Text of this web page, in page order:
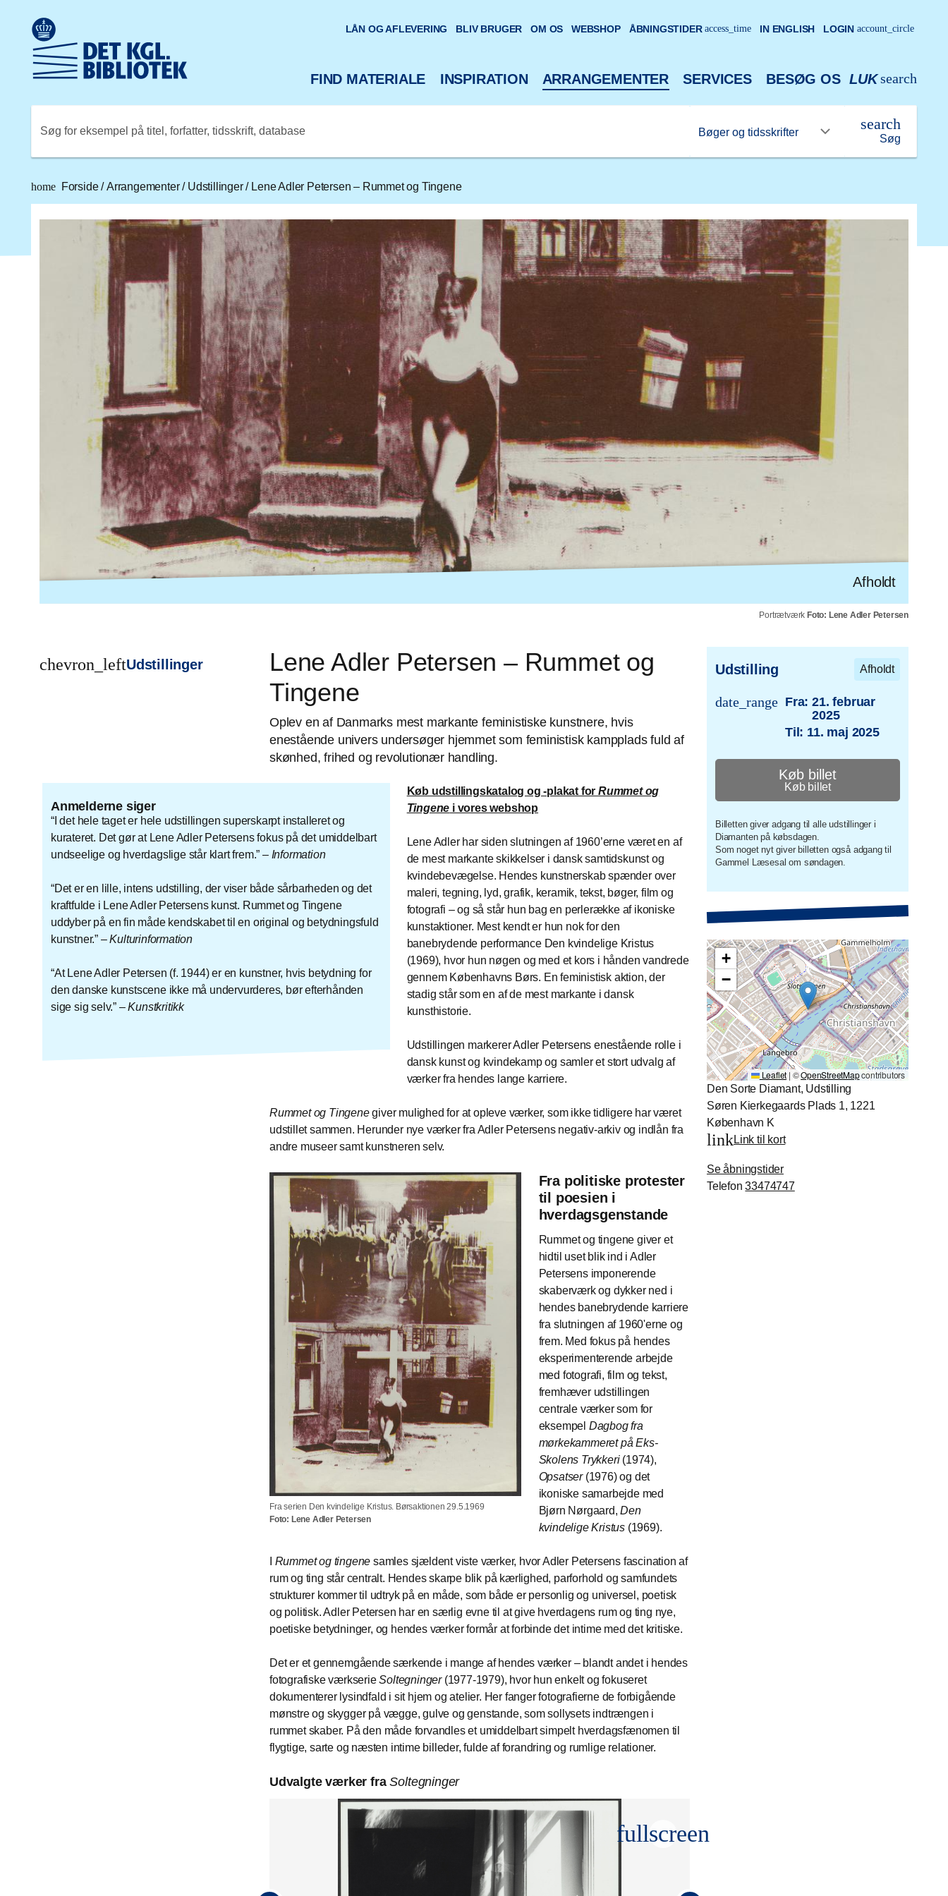
Det Kongelige Biblioteks logo. Gå til Det Kongelige Biblioteks hjemmeside
FIND MATERIALE INSPIRATION ARRANGEMENTER SERVICES BESØG OS search
LUK
Søg for eksempel på titel, forfatter, tidsskrift, database
Søg
search
LÅN OG AFLEVERING BLIV BRUGER OM OS WEBSHOP ÅBNINGSTIDER access_time IN ENGLISH LOGIN account_circle
home Forside/ Arrangementer/ Udstillinger/ Lene Adler Petersen – Rummet og Tingene
Afholdt
Portrætværk Foto: Lene Adler Petersen
chevron_leftUdstillinger
Lene Adler Petersen – Rummet og
Tingene
Oplev en af Danmarks mest markante feministiske kunstnere, hvis
enestående univers undersøger hjemmet som feministisk kampplads fuld af
skønhed, frihed og revolutionær handling.
Anmelderne siger
I det hele taget er hele udstillingen superskarpt installeret og
kurateret. Det gør at Lene Adler Petersens fokus på det umiddelbart
undseelige og hverdagslige står klart frem. – Information
Det er en lille, intens udstilling, der viser både sårbarheden og det
kraftfulde i Lene Adler Petersens kunst. Rummet og Tingene
uddyber på en fin måde kendskabet til en original og betydningsfuld
kunstner. –Kulturinformation
At Lene Adler Petersen (f. 1944) er en kunstner, hvis betydning for
den danske kunstscene ikke må undervurderes, bør efterhånden
sige sig selv. –Kunstkritikk
Køb udstillingskatalog og -plakat forRummet og
Tingene i vores webshop
Lene Adler har siden slutningen af 1960’erne været en af
de mest markante skikkelser i dansk samtidskunst og
kvindebevægelse. Hendes kunstnerskab spænder over
maleri, tegning, lyd, grafik, keramik, tekst, bøger, film og
fotografi – og så står hun bag en perlerække af ikoniske
kunstaktioner. Mest kendt er hun nok for den
banebrydende performance Den kvindelige Kristus
(1969), hvor hun nøgen og med et kors i hånden vandrede
gennem Københavns Børs. En feministisk aktion, der
stadig står som en af de mest markante i dansk
kunsthistorie.
Udstillingen markerer Adler Petersens enestående rolle i
dansk kunst og kvindekamp og samler et stort udvalg af
værker fra hendes lange karriere.
Rummet og Tingenegiver mulighed for at opleve værker, som ikke tidligere har været
udstillet sammen. Herunder nye værker fra Adler Petersens negativ-arkiv og indlån fra
andre museer samt kunstneren selv.
Fra serien Den kvindelige Kristus. Børsaktionen 29.5.1969
Foto: Lene Adler Petersen
Fra politiske protester
til poesien i
hverdagsgenstande
Rummet og tingene giver et
hidtil uset blik ind i Adler
Petersens imponerende
skaberværk og dykker ned i
hendes banebrydende karriere
fra slutningen af 1960'erne og
frem. Med fokus på hendes
eksperimenterende arbejde
med fotografi, film og tekst,
fremhæver udstillingen
centrale værker som for
eksempel Dagbog fra
mørkekammeret på Eks-
Skolens Trykkeri(1974),
Opsatser (1976) og det
ikoniske samarbejde med
Bjørn Nørgaard,Den
kvindelige Kristus(1969).
Rummet og tingene samles sjældent viste værker, hvor Adler Petersens fascination af
rum og ting står centralt. Hendes skarpe blik på kærlighed, parforhold og samfundets
strukturer kommer til udtryk på en måde, som både er personlig og universel, poetisk
og politisk. Adler Petersen har en særlig evne til at give hverdagens rum og ting nye,
poetiske betydninger, og hendes værker formår at forbinde det intime med det kritiske.
Det er et gennemgående særkende i mange af hendes værker – blandt andet i hendes
fotografiske værkserieSoltegninger (1977-1979), hvor hun enkelt og fokuseret
dokumenterer lysindfald i sit hjem og atelier. Her fanger fotografierne de forbigående
mønstre og skygger på vægge, gulve og genstande, som sollysets indtrængen i
rummet skaber. På den måde forvandles et umiddelbart simpelt hverdagsfænomen til
flygtige, sarte og næsten intime billeder, fulde af forandring og rumlige relationer.
Udvalgte værker fraSoltegninger
fullscreen
Udstilling Afholdt
date_range Fra: 21. februar
2025
Til: 11. maj 2025
Køb billet
Køb billet
Billetten giver adgang til alle udstillinger i
Diamanten på købsdagen.
Som noget nyt giver billetten også adgang til
Gammel Læsesal om søndagen.
+
−
Leaflet | ©OpenStreetMapcontributors
Den Sorte Diamant, Udstilling
Søren Kierkegaards Plads 1, 1221
København K
linkLink til kort
Se åbningstider
Telefon33474747